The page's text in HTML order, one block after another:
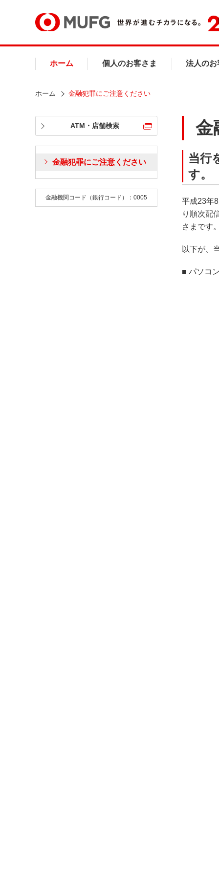
ホーム 個人のお客さま 法人のお
ホーム 金融犯罪にご注意ください
ATM・店舗検索
金融犯罪にご注意ください
金融機関コード（銀行コード）：0005
金
当行
す。
平成23年
り順次配
さまです
以下が、
■ パソコ